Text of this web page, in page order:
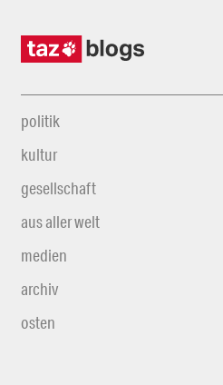
politik
kultur
gesellschaft
aus aller welt
medien
archiv
osten